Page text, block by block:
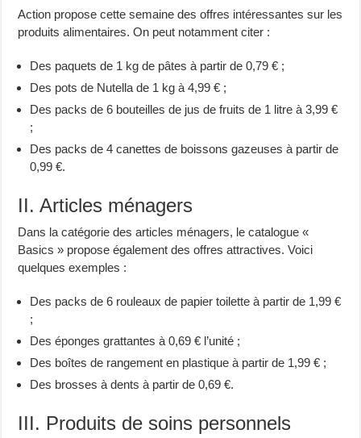
Action propose cette semaine des offres intéressantes sur les
produits alimentaires. On peut notamment citer :
Des paquets de 1 kg de pâtes à partir de 0,79 € ;
Des pots de Nutella de 1 kg à 4,99 € ;
Des packs de 6 bouteilles de jus de fruits de 1 litre à 3,99 €
;
Des packs de 4 canettes de boissons gazeuses à partir de
0,99 €.
II. Articles ménagers
Dans la catégorie des articles ménagers, le catalogue «
Basics » propose également des offres attractives. Voici
quelques exemples :
Des packs de 6 rouleaux de papier toilette à partir de 1,99 €
;
Des éponges grattantes à 0,69 € l’unité ;
Des boîtes de rangement en plastique à partir de 1,99 € ;
Des brosses à dents à partir de 0,69 €.
III. Produits de soins personnels